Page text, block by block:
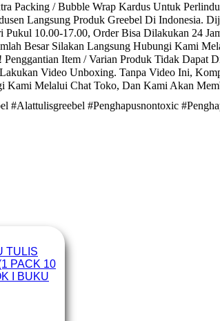
Packing / Bubble Wrap Kardus Untuk
Langsung Produk Greebel Di Indonesia.
Pukul 10.00-17.00, Order Bisa Dilakukan 24
Besar Silakan Langsung Hubungi Kami
Penggantian Item / Varian Produk Tidak
Video Unboxing. Tanpa Video Ini,
Kami Melalui Chat Toko, Dan Kami Akan
#Alattulisgreebel #Penghapusnontoxic